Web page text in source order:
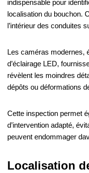
indispensable pour
localisation du bouchon.
l’intérieur des conduites
Les caméras modernes,
d’éclairage LED,
révèlent les moindres
dépôts ou déformations
Cette inspection permet
d’intervention adapté,
peuvent endommager
Localisation